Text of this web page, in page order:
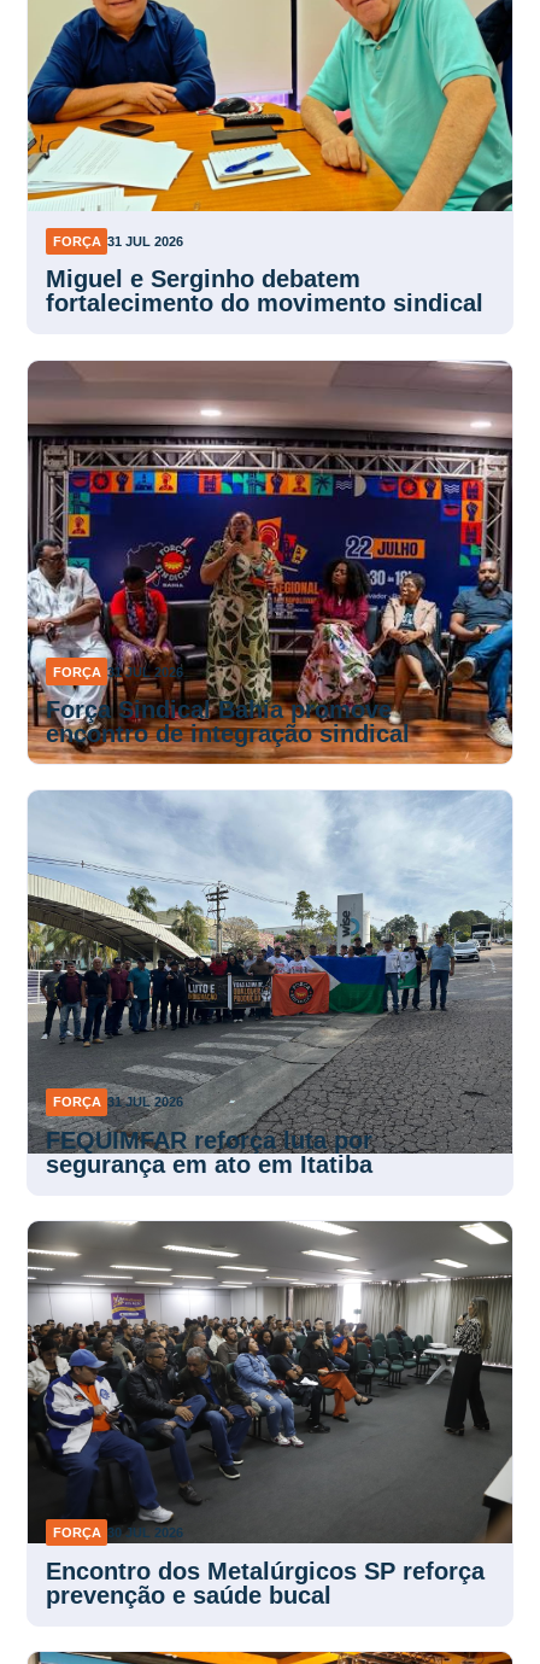
FORÇA 31 JUL 2026
Miguel e Serginho debatem
fortalecimento do movimento sindical
FORÇA 31 JUL 2026
Força Sindical Bahia promove
encontro de integração sindical
FORÇA 31 JUL 2026
FEQUIMFAR reforça luta por
segurança em ato em Itatiba
FORÇA 30 JUL 2026
Encontro dos Metalúrgicos SP reforça
prevenção e saúde bucal